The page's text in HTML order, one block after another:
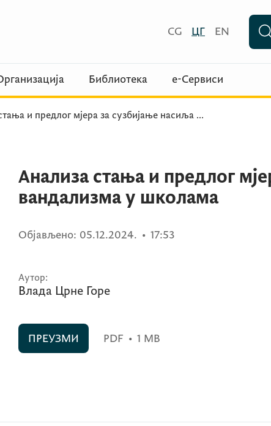
CG ЦГ EN
Библиотека е-Сервиси
и предлог мјера за сузбијање насиља ...
Анализа стања и предлог
вандализма у школама
Објављено: 05.12.2024. • 17:53
Аутор:
Влада Црне Горе
ПРЕУЗМИ PDF • 1 MB